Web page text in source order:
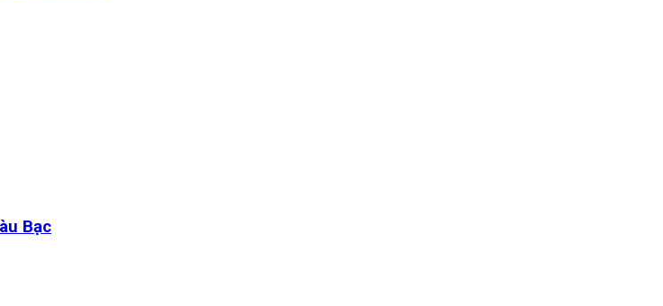
Bạc